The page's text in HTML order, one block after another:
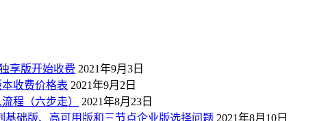
享版开始收费 2021年9月3日
收费价格表 2021年9月2日
程（六步走）
2021年8月23日
基础版、高可用版和三节点企业版选择问题 2021年8月10日